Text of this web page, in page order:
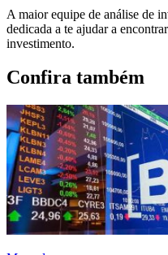
A maior equipe de análise de
dedicada a te ajudar a
investimento.
Confira também